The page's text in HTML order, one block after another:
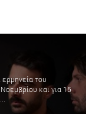
του
και για 15